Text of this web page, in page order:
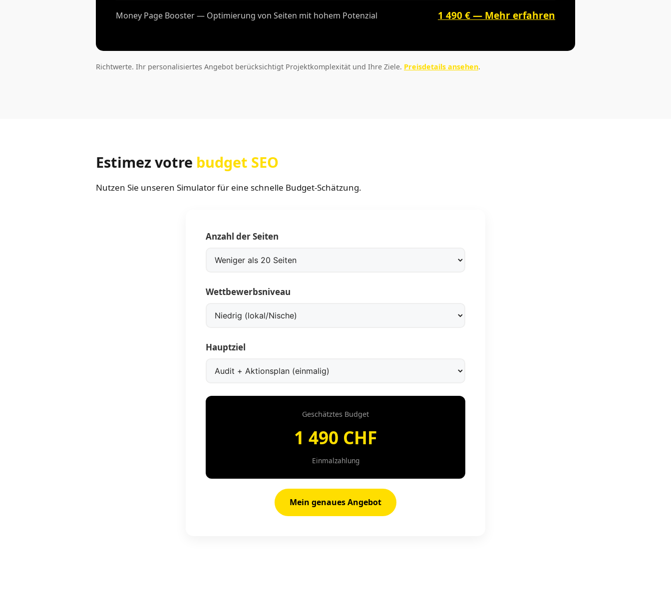
Money Page Booster — Optimierung von Seiten mit hohem Potenzial 1 490 € — Mehr erfahren
Richtwerte. Ihr personalisiertes Angebot berücksichtigt Projektkomplexität und Ihre Ziele. Preisdetails ansehen.
Estimez votre budget SEO
Nutzen Sie unseren Simulator für eine schnelle Budget-Schätzung.
Anzahl der Seiten
Wettbewerbsniveau
Hauptziel
Geschätztes Budget
1 490 CHF
Einmalzahlung
Mein genaues Angebot